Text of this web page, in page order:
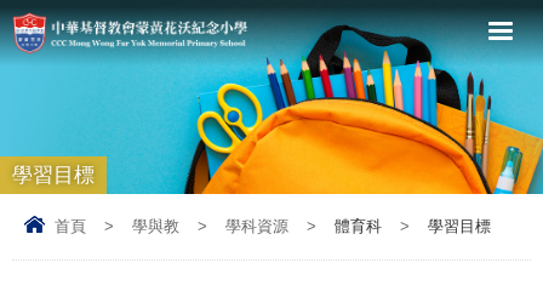
學習目標
首頁 > 學與教 > 學科資源 > 體育科 > 學習目標